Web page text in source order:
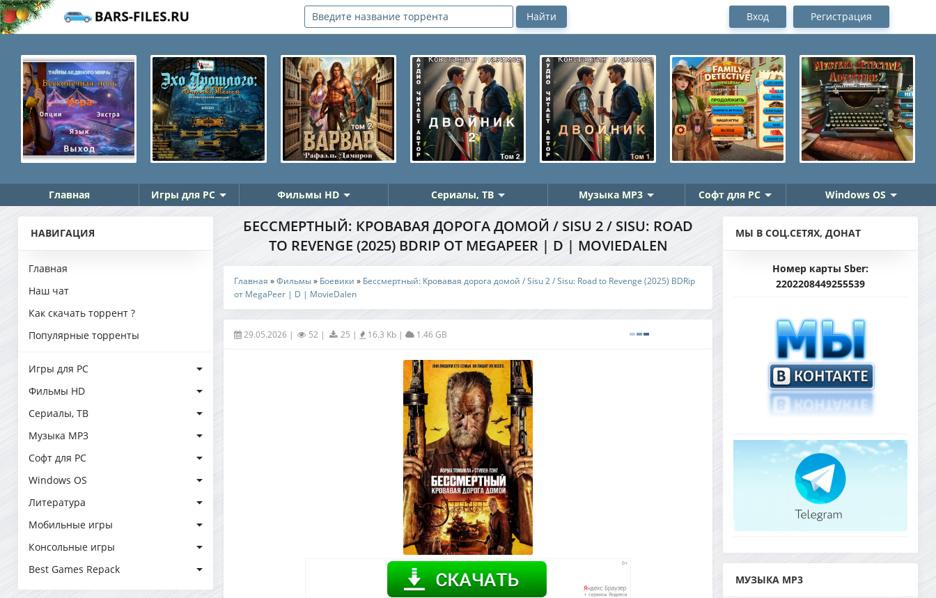
Вход Регистрация
Главная Игры для PC Фильмы HD Сериалы, ТВ Музыка MP3 Софт для PC Windows OS
НАВИГАЦИЯ
Главная
Наш чат
Как скачать торрент ?
Популярные торренты
Игры для PC
Фильмы HD
Сериалы, ТВ
Музыка MP3
Софт для PC
Windows OS
Литература
Мобильные игры
Консольные игры
Best Games Repack
БЕССМЕРТНЫЙ: КРОВАВАЯ ДОРОГА ДОМОЙ / SISU 2 / SISU: ROAD
TO REVENGE (2025) BDRIP ОТ MEGAPEER | D | MOVIEDALEN
Главная »Фильмы» Боевики » Бессмертный: Кровавая дорога домой / Sisu 2 / Sisu: Road to Revenge (2025) BDRip
от MegaPeer | D | MovieDalen
29.05.2026 | 52 | 25 | 16.3 Kb| 1.46 GB
МЫ В СОЦ.СЕТЯХ, ДОНАТ
Номер карты Sber:
2202208449255539
МУЗЫКА MP3